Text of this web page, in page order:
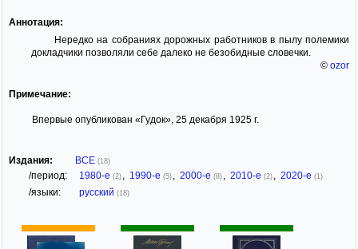
Аннотация:
Нередко на собраниях дорожных работников в пылу полемики
докладчики позволяли себе далеко не безобидные словечки.
© ozor
Примечание:
Впервые опубликован «Гудок», 25 декабря 1925 г.
Издания: ВСЕ (18)
/период: 1980-е (2) 1990-е (5) 2000-е (8) 2010-е (2) 2020-е (1)
/языки: русский (18)